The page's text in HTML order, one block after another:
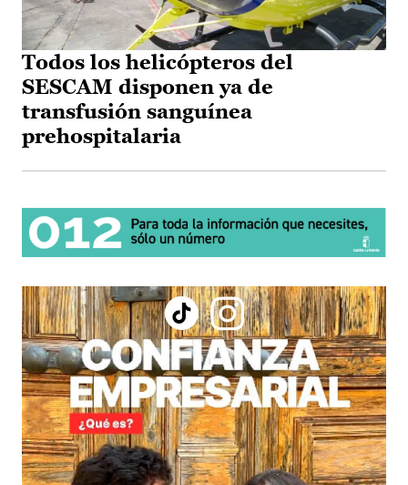
Todos los helicópteros del
SESCAM disponen ya de
transfusión sanguínea
prehospitalaria